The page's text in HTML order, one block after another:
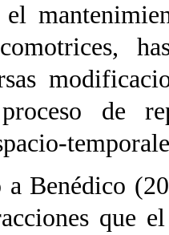
el
de
Benédico
que